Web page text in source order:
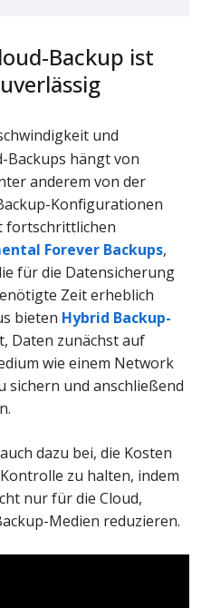
Backup ist
und
Backups hängt von
anderem von der
Konfigurationen
fortschrittlichen
Forever Backups,
für die Datensicherung
Zeit erheblich
bieten Hybrid Backup-
Daten zunächst auf
wie einem Network
sichern und anschließend
dazu bei, die Kosten
zu halten, indem
nur für die Cloud,
Medien reduzieren.